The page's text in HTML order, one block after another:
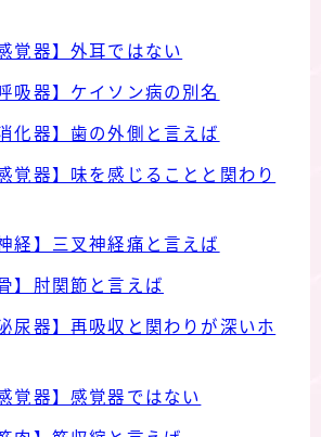
覚器】外耳ではない
吸器】ケイソン病の別名
化器】歯の外側と言えば
覚器】味を感じることと関わり
経】三叉神経痛と言えば
】肘関節と言えば
尿器】再吸収と関わりが深いホ
覚器】感覚器ではない